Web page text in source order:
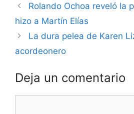
Rolando Ochoa reveló la
hizo a Martín Elías
La dura pelea de Karen
acordeonero
Deja un comentario